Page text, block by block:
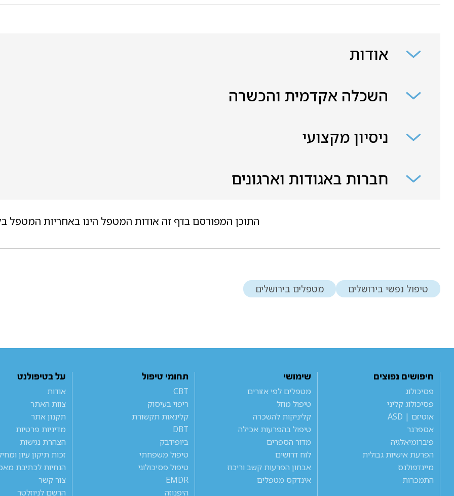
אודות
השכלה אקדמית והכשרה
ניסיון מקצועי
חברות באגודות וארגונים
התוכן המפורסם בדף זה אודות המטפל הינו באחריות המטפל
טיפול נפשי בירושלים מטפלים בירושלים
חיפושים נפוצים
פסיכולוג
פסיכולוג קליני
אוטיזם | ASD
אספרגר
פיברומיאלגיה
הפרעת אישיות גבולית
מיינדפולנס
התמכרות
שימושי
מטפלים לפי אזורים
טיפול מוזל
קליניקות להשכרה
טיפול בהפרעות אכילה
מדור הספרים
לוח דרושים
אבחון הפרעות קשב וריכוז
אינדקס מטפלים
תחומי טיפול
CBT
ריפוי בעיסוק
קלינאות תקשורת
DBT
ביופידבק
טיפול משפחתי
טיפול פסיכולוגי
EMDR
היפנוזה
על בטיפולנט
אודות
צוות האתר
תקנון אתר
מדיניות פרטיות
הצהרת נגישות
זכות תיקון עיון
הנחיות לכתיבת
צור קשר
הרשם לניוזלטר